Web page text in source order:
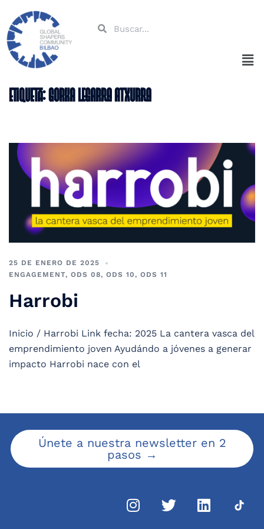
Etiqueta:Gorka Legarra Atxurra
25 DE ENERO DE 2025
ENGAGEMENT, ODS 08, ODS 10, ODS 11
Harrobi
Inicio / Harrobi Link fecha: 2025 La cantera vasca del
emprendimiento joven Ayudándo a jóvenes a generar
impacto Harrobi nace con el
Únete a nuestra newsletter en 2
pasos →